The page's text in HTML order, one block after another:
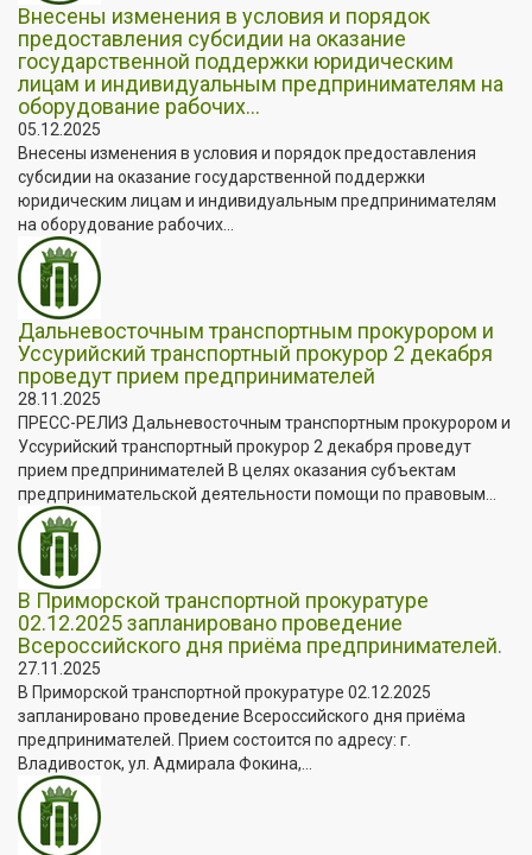
Внесены изменения в условия и порядок
предоставления субсидии на оказание
государственной поддержки юридическим
лицам и индивидуальным предпринимателям на
оборудование рабочих...
05.12.2025
Внесены изменения в условия и порядок предоставления
субсидии на оказание государственной поддержки
юридическим лицам и индивидуальным предпринимателям
на оборудование рабочих...
Дальневосточным транспортным прокурором и
Уссурийский транспортный прокурор 2 декабря
проведут прием предпринимателей
28.11.2025
ПРЕСС-РЕЛИЗ Дальневосточным транспортным прокурором и
Уссурийский транспортный прокурор 2 декабря проведут
прием предпринимателей В целях оказания субъектам
предпринимательской деятельности помощи по правовым...
В Приморской транспортной прокуратуре
02.12.2025 запланировано проведение
Всероссийского дня приёма предпринимателей.
27.11.2025
В Приморской транспортной прокуратуре 02.12.2025
запланировано проведение Всероссийского дня приёма
предпринимателей. Прием состоится по адресу: г.
Владивосток, ул. Адмирала Фокина,...